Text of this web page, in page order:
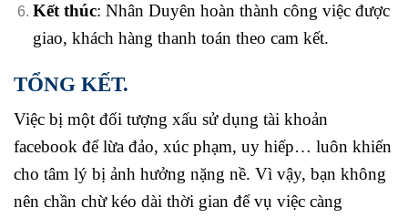
Kết thúc: Nhân Duyên hoàn thành công việc được
giao, khách hàng thanh toán theo cam kết.
TỔNG KẾT.
Việc bị một đối tượng xấu sử dụng tài khoản
facebook để lừa đảo, xúc phạm, uy hiếp… luôn khiến
cho tâm lý bị ảnh hưởng nặng nề. Vì vậy, bạn không
nên chần chừ kéo dài thời gian để vụ việc càng